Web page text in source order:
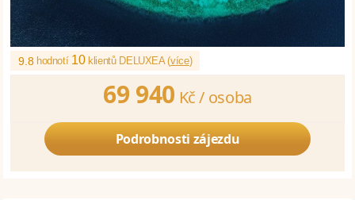
9.8 hodnotí 10klientů DELUXEA (více)
69 940 Kč / osoba
Podrobnosti zájezdu